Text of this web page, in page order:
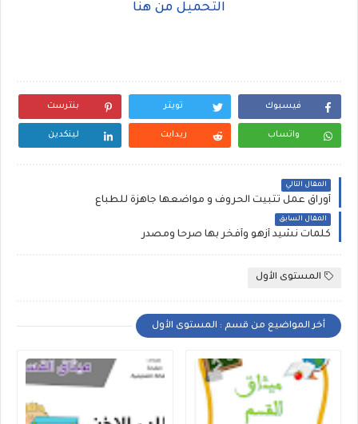
التحميل من هنا
فيسبوك تويتر بنترست
واتساب ريدايت لينكدين
المقال التالي
أوراق عمل تثبيت الحروف و مواضعها جاهزة للطباع
المقال السابق
كلمات نشيد أزهو وأفخر بها صرحا ومصدر
المستوى الأول
أخر المواضيع من قسم : المستوى الأول